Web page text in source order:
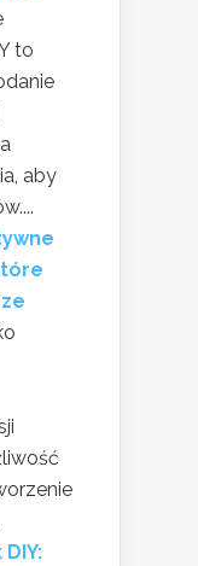
to
aby